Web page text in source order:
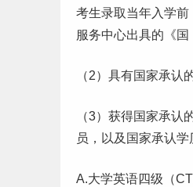
考生录取当年入学
服务中心出具的《国
（2）具有国家承认
（3）获得国家承
员，以及国家承认
A.大学英语四级（